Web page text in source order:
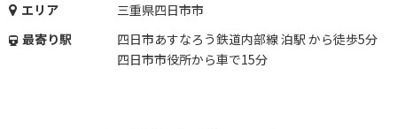
エリア
三重県四日市市
最寄り駅
四日市あすなろう鉄道内部線 泊駅 から徒歩5分
四日市市役所から車で15分